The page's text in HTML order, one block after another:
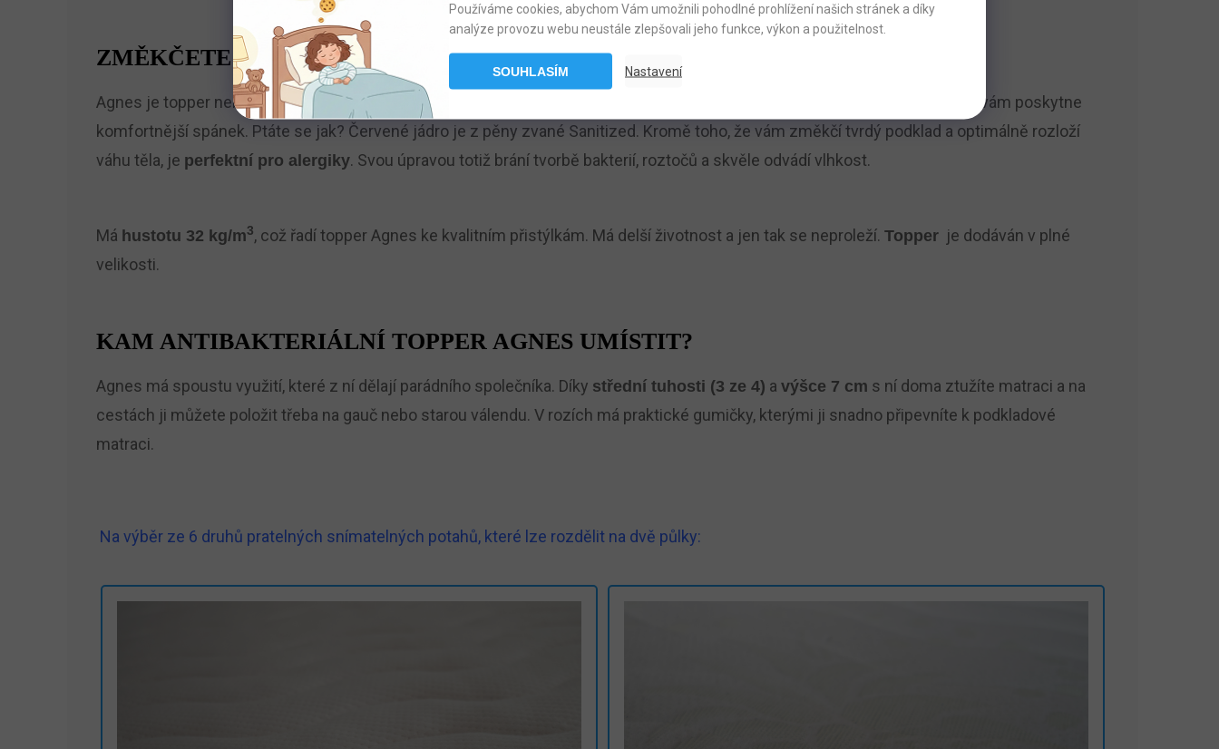
Používáme cookies, abychom Vám umožnili pohodlné prohlížení našich stránek a díky
analýze provozu webu neustále zlepšovali jeho funkce, výkon a použitelnost.
SOUHLASÍM Nastavení
ZMĚKČETE SVÉ LŮŽKO POMOCÍ TOPPERU AGNES
Agnes je topper neboli krycí matrace. Využijete ji doma na klasických i boxspring postelích a neztratí se ani na cestách, kde vám poskytne
komfortnější spánek. Ptáte se jak? Červené jádro je z pěny zvané Sanitized. Kromě toho, že vám změkčí tvrdý podklad a optimálně rozloží
váhu těla, je perfektní pro alergiky. Svou úpravou totiž brání tvorbě bakterií, roztočů a skvěle odvádí vlhkost.
Má hustotu 32 kg/m3, což řadí topper Agnes ke kvalitním přistýlkám. Má delší životnost a jen tak se neproleží. Topperje dodáván v plné
velikosti.
KAM ANTIBAKTERIÁLNÍ TOPPER AGNES UMÍSTIT?
Agnes má spoustu využití, které z ní dělají parádního společníka. Díky střední tuhosti (3 ze 4) a výšce 7 cm s ní doma ztužíte matraci a na
cestách ji můžete položit třeba na gauč nebo starou válendu. V rozích má praktické gumičky, kterými ji snadno připevníte k podkladové
matraci.
Na výběr ze 6 druhů pratelných snímatelných potahů, které lze rozdělit na dvě půlky: